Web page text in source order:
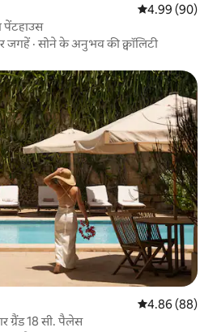
औसत रेटिंग 5 में
4.99 (90)
पेंटहाउस
जगहें ·सोने के अनुभव की क्वॉलिटी
औसत रेटिंग 5 में
4.86 (88)
ग्रैंड 18 सी. पैलेस